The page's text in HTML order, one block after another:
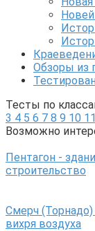
Обзоры из
Тесты по
3 4 5 6 7 8 9 10 11
Возможно
Пентагон -
строительство
Смерч (Торнадо)
вихря воздуха